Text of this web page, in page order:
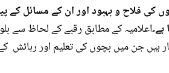
فلاح و بہبود اور ان کے مسائل کے
اعلامیہ کے مطابق رقبے کے لحاظ سے
ہیں جن میں بچوں کی تعلیم اور رہائش